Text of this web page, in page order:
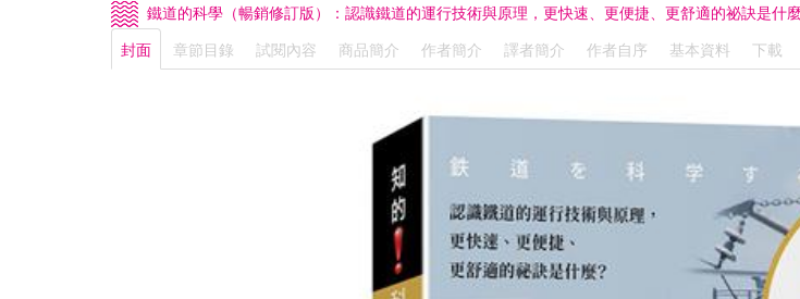
鐵道的科學（暢銷修訂版）：認識鐵道的運行技術與原理，更快速、更便捷、更舒適的祕訣是什
封面
章節目錄 試閱內容 商品簡介 作者簡介 譯者簡介 作者自序 基本資料 下載